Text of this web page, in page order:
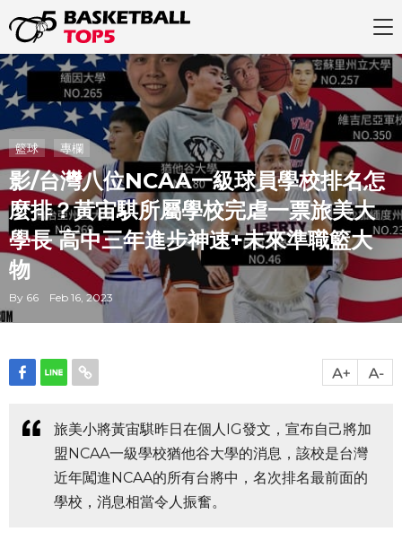
籃球 專欄
影/台灣八位NCAA一級球員學校排名怎
麼排？黃宙騏所屬學校完虐一票旅美大
學長 高中三年進步神速+未來準職籃大
物
By 66 Feb 16, 2023
旅美小將黃宙騏昨日在個人IG發文，宣布自己將加
盟NCAA一級學校猶他谷大學的消息，該校是台灣
近年闖進NCAA的所有台將中，名次排名最前面的
學校，消息相當令人振奮。